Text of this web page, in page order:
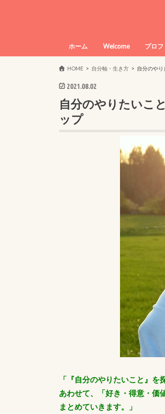
ホーム Welcome プロ
HOME 自分軸・生き方 自分のや
2021.08.02
自分のやりたいこ
ップ
「『自分のやりたいこと』
あわせて、「好き・得意・価
まとめていきます。」